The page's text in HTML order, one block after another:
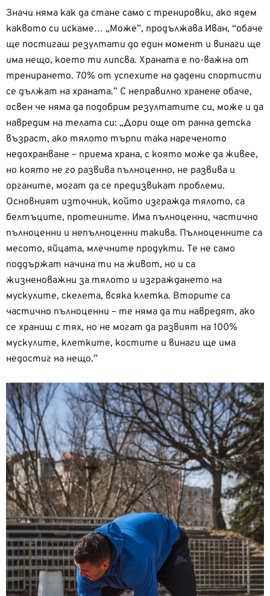
Значи няма как да стане само с тренировки, ако ядем
каквото си искаме… „Може”, продължава Иван, “обаче
ще постигаш резултати до един момент и винаги ще
има нещо, което ти липсва. Храната е по-важна от
тренирането. 70% от успехите на дадени спортисти
се дължат на храната.” С неправилно хранене обаче,
освен че няма да подобрим резултатите си, може и да
навредим на телата си: „Дори още от ранна детска
възраст, ако тялото търпи така нареченото
недохранване – приема храна, с която може да живее,
но която не го развива пълноценно, не развива и
органите, могат да се предизвикат проблеми.
Основният източник, който изгражда тялото, са
белтъците, протеините. Има пълноценни, частично
пълноценни и непълноценни такива. Пълноценните са
месото, яйцата, млечните продукти. Те не само
поддържат начина ти на живот, но и са
жизненоважни за тялото и изграждането на
мускулите, скелета, всяка клетка. Вторите са
частично пълноценни – те няма да ти навредят, ако
се храниш с тях, но не могат да развият на 100%
мускулите, клетките, костите и винаги ще има
недостиг на нещо.”